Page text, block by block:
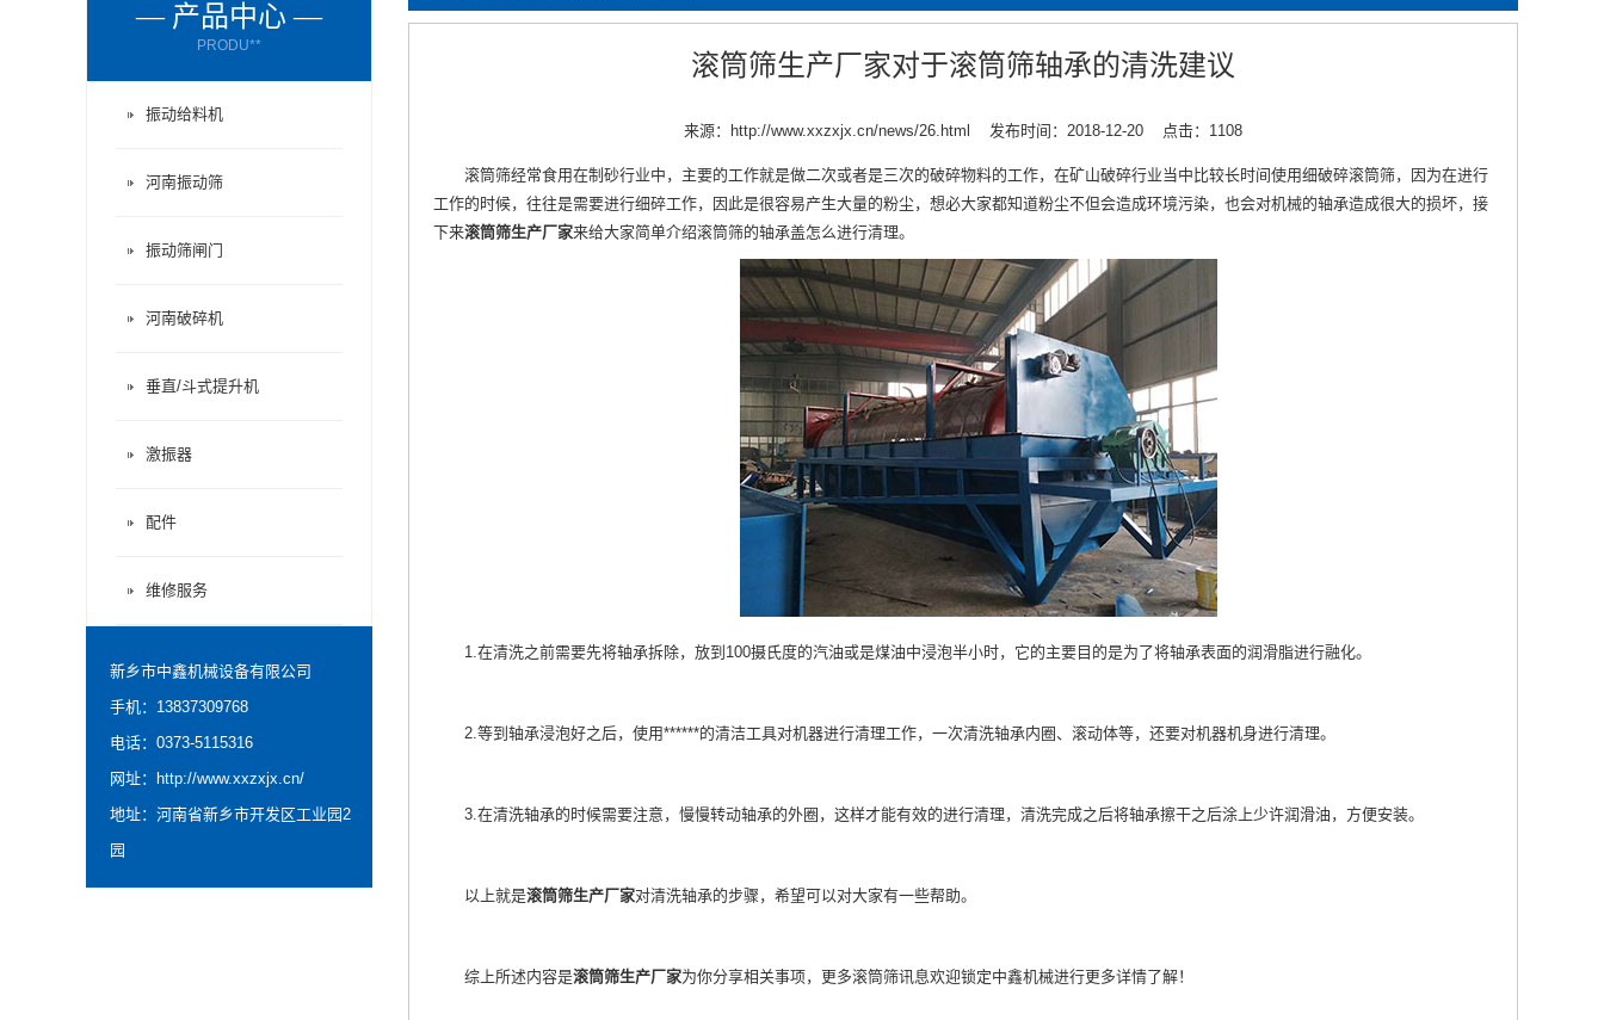
滚筒筛生产厂家对于滚筒筛轴承的清洗建议
来源： http://www.xxzxjx.cn/news/26.html 发布时间：2018-12-20 点击：1108
滚筒筛经常食用在制砂行业中，主要的工作就是做二次或者是三次的破碎物料的工作，在矿山破碎行业当中比较长时间使用细破碎滚筒筛，因为在进行
工作的时候，往往是需要进行细碎工作，因此是很容易产生大量的粉尘，想必大家都知道粉尘不但会造成环境污染，也会对机械的轴承造成很大的损坏，接
下来滚筒筛生产厂家来给大家简单介绍滚筒筛的轴承盖怎么进行清理。
1.在清洗之前需要先将轴承拆除，放到100摄氏度的汽油或是煤油中浸泡半小时，它的主要目的是为了将轴承表面的润滑脂进行融化。
2.等到轴承浸泡好之后，使用******的清洁工具对机器进行清理工作，一次清洗轴承内圈、滚动体等，还要对机器机身进行清理。
3.在清洗轴承的时候需要注意，慢慢转动轴承的外圈，这样才能有效的进行清理，清洗完成之后将轴承擦干之后涂上少许润滑油，方便安装。
以上就是滚筒筛生产厂家对清洗轴承的步骤，希望可以对大家有一些帮助。
综上所述内容是滚筒筛生产厂家为你分享相关事项，更多滚筒筛讯息欢迎锁定中鑫机械进行更多详情了解！
— 产品中心 —
PRODU**
振动给料机
河南振动筛
振动筛闸门
河南破碎机
垂直/斗式提升机
激振器
配件
维修服务
新乡市中鑫机械设备有限公司
手机：13837309768
电话：0373-5115316
网址：
http://www.xxzxjx.cn/
地址：河南省新乡市开发区工业园2
园